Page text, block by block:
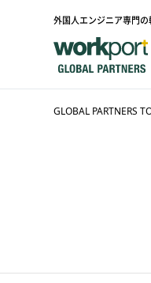
外国人エンジニア専門
GLOBAL PARTNERS